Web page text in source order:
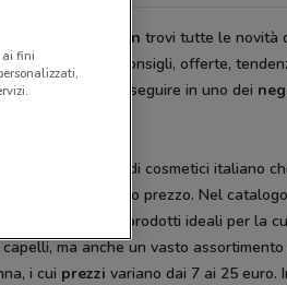
Ethos
Wycon trovi tutte le novità
di bellezza, consigli, offerte,
Up Event da se seguire in uno dei
è un marchio di cosmetici italiano
e a basso prezzo. Nel
collezioni di prodotti ideali per la
ma anche un vasto
i cui prezzi variano dai 7 ai 25 euro.
ai fini